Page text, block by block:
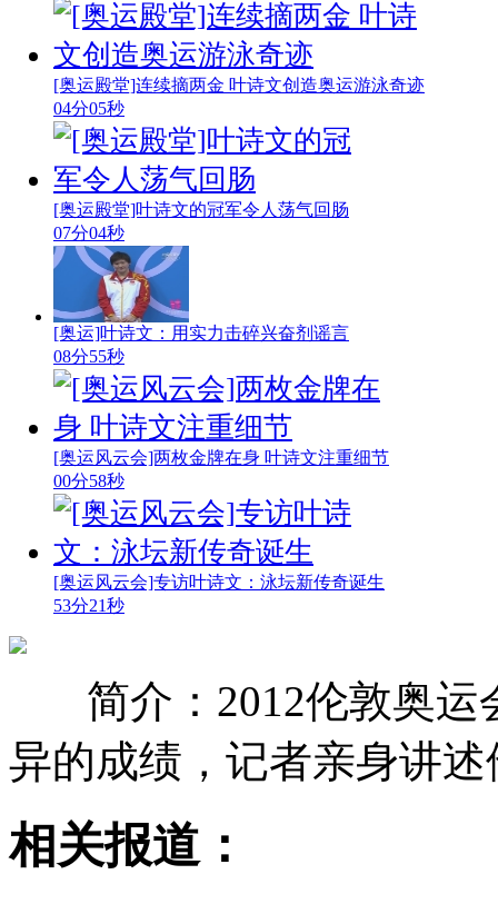
[奥运殿堂]连续摘两金 叶诗文创造奥运游泳奇迹
04分05秒
[奥运殿堂]叶诗文的冠军令人荡气回肠
07分04秒
[奥运]叶诗文：用实力击碎兴奋剂谣言
08分55秒
[奥运风云会]两枚金牌在身 叶诗文注重细节
00分58秒
[奥运风云会]专访叶诗文：泳坛新传奇诞生
53分21秒
简介：2012伦敦奥
异的成绩，记者亲身讲
相关报道：